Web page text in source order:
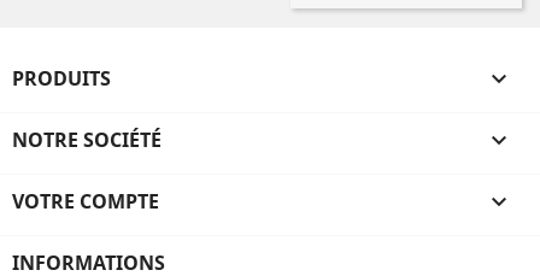
PRODUITS 
NOTRE SOCIÉTÉ 
VOTRE COMPTE 
INFORMATIONS